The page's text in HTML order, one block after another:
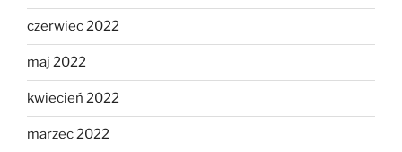
czerwiec 2022
maj 2022
kwiecień 2022
marzec 2022